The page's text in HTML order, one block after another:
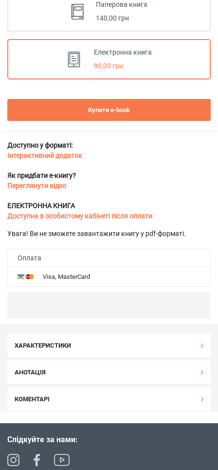
Паперова книга
140,00 грн
Електронна книга
90,00 грн
Купити e-book
Доступно у форматі:
Інтерактивний додаток
Як придбати е-книгу?
Переглянути відео
ЕЛЕКТРОННА КНИГА
Доступна в особистому кабінеті після оплати
Увага! Ви не зможете завантажити книгу у pdf-форматі.
Оплата
Visa, MasterCard
ХАРАКТЕРИСТИКИ
АНОТАЦІЯ
КОМЕНТАРІ
Слідкуйте за нами: